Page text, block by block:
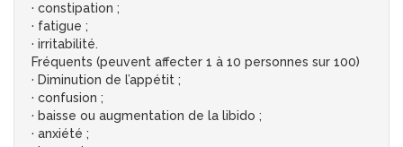
· constipation ;
· fatigue ;
· irritabilité.
Fréquents (peuvent affecter 1 à 10 personnes sur 100)
· Diminution de l’appétit ;
· confusion ;
· baisse ou augmentation de la libido ;
· anxiété ;